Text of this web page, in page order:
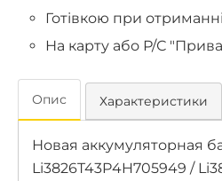
Готівкою при отриманні
На карту або Р/С
Опис Характеристики
Новая аккумуляторная
Li3826T43P4H705949 /